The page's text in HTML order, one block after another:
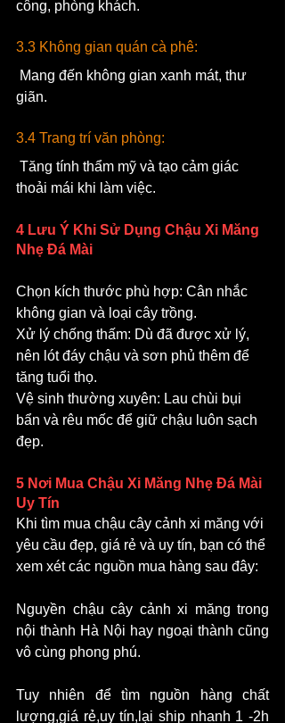
công, phòng khách.
3.3 Không gian quán cà phê:
giãn.
3.4 Trang trí văn phòng:
thoải mái khi làm việc.
4 Lưu Ý Khi Sử Dụng Chậu Xi Măng
Nhẹ Đá Mài
Chọn kích thước phù hợp: Cân nhắc
không gian và loại cây trồng.
Xử lý chống thấm: Dù đã được xử lý,
nên lót đáy chậu và sơn phủ thêm để
tăng tuổi thọ.
Vệ sinh thường xuyên: Lau chùi bụi
bẩn và rêu mốc để giữ chậu luôn sạch
đẹp.
5 Nơi Mua Chậu Xi Măng Nhẹ Đá Mài
Uy Tín
Khi tìm mua chậu cây cảnh xi măng với
yêu cầu đẹp, giá rẻ và uy tín, bạn có thể
xem xét các nguồn mua hàng sau đây:
Nguyền chậu cây cảnh xi măng trong
nội thành Hà Nội hay ngoại thành cũng
vô cùng phong phú.
Tuy nhiên để tìm nguồn hàng chất
lượng,giá rẻ,uy tín,lại ship nhanh 1 -2h